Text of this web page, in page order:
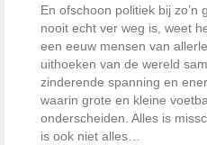
En ofschoon politiek bij zo’n
nooit echt ver weg is, weet
een eeuw mensen van
uithoeken van de wereld
zinderende spanning en
waarin grote en kleine
onderscheiden. Alles is
is ook niet alles…